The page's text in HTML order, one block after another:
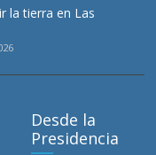
la tierra en Las
Desde la
Presidencia